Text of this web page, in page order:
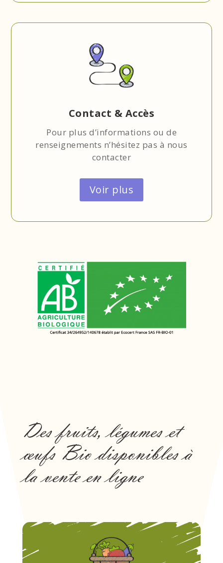
Contact & Accès
Pour plus d’informations ou de
renseignements n’hésitez pas à nous
contacter
Voir plus
Des fruits, légumes et
œufs Bio disponibles à
la vente en ligne